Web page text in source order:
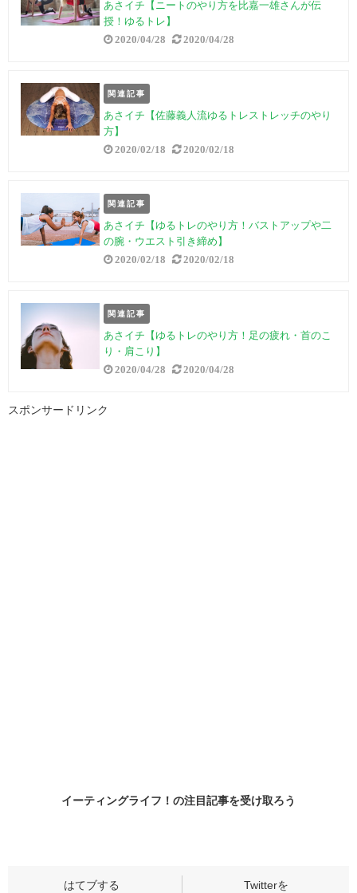
あさイチ【ニートのやり方を比嘉一雄さんが伝
授！ゆるトレ】
2020/04/28 2020/04/28
関連記事
あさイチ【佐藤義人流ゆるトレストレッチのやり
方】
2020/02/18 2020/02/18
関連記事
あさイチ【ゆるトレのやり方！バストアップや二
の腕・ウエスト引き締め】
2020/02/18 2020/02/18
関連記事
あさイチ【ゆるトレのやり方！足の疲れ・首のこ
り・肩こり】
2020/04/28 2020/04/28
スポンサードリンク
イーティングライフ！の注目記事を受け取ろう